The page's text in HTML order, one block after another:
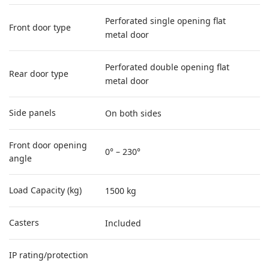
Front door type
Perforated single opening flat
metal door
Rear door type
Perforated double opening flat
metal door
Side panels On both sides
Front door opening
angle
0° – 230°
Load Capacity (kg) 1500 kg
Casters Included
IP rating/protection